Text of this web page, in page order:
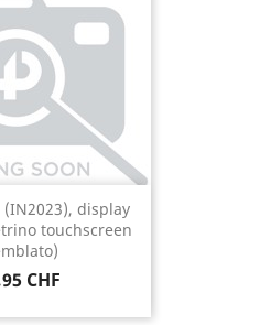
(IN2023), display
touchscreen
CHF